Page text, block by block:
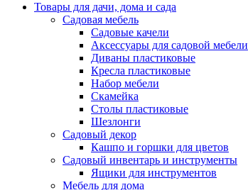
Товары для дачи, дома и сада
Садовая мебель
Садовые качели
Аксессуары для садовой мебели
Диваны пластиковые
Кресла пластиковые
Набор мебели
Скамейка
Столы пластиковые
Шезлонги
Садовый декор
Кашпо и горшки для цветов
Садовый инвентарь и инструменты
Ящики для инструментов
Мебель для дома